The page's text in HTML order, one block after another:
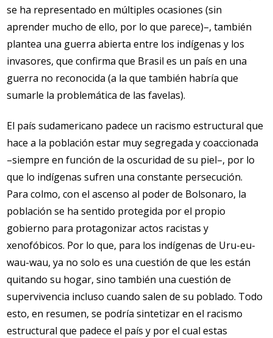
se ha representado en múltiples ocasiones (sin
aprender mucho de ello, por lo que parece)–, también
plantea una guerra abierta entre los indígenas y los
invasores, que confirma que Brasil es un país en una
guerra no reconocida (a la que también habría que
sumarle la problemática de las favelas).
El país sudamericano padece un racismo estructural que
hace a la población estar muy segregada y coaccionada
–siempre en función de la oscuridad de su piel–, por lo
que lo indígenas sufren una constante persecución.
Para colmo, con el ascenso al poder de Bolsonaro, la
población se ha sentido protegida por el propio
gobierno para protagonizar actos racistas y
xenofóbicos. Por lo que, para los indígenas de Uru-eu-
wau-wau, ya no solo es una cuestión de que les están
quitando su hogar, sino también una cuestión de
supervivencia incluso cuando salen de su poblado. Todo
esto, en resumen, se podría sintetizar en el racismo
estructural que padece el país y por el cual estas